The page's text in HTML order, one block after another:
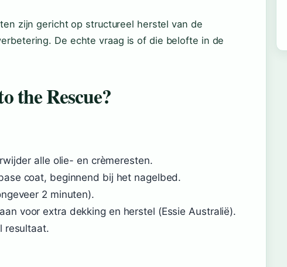
zijn gericht op structureel herstel van de
De echte vraag is of die belofte in de
the Rescue?
alle olie- en crèmeresten.
coat, beginnend bij het nagelbed.
2 minuten).
voor extra dekking en herstel (Essie Australië).
resultaat.